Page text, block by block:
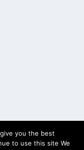
you the best
to use this site We